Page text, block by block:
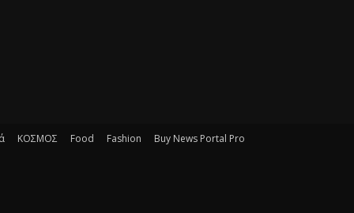
ΚΟΣΜΟΣ Food Fashion Buy News Portal Pro